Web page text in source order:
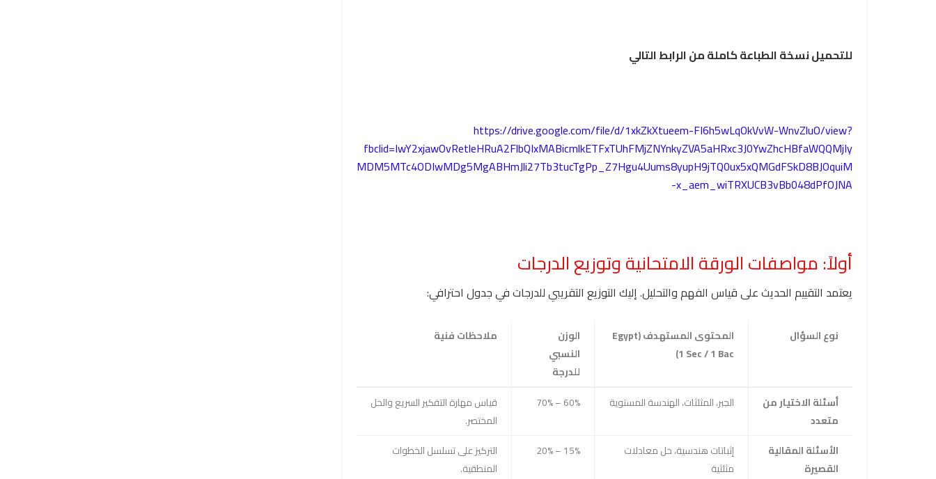
للتحميل نسخة الطباعة كاملة من الرابط التالي
https://drive.google.com/file/d/1xkZkXtueem-FI6h5wLqOkVvW-WnvZluO/view?
fbclid=IwY2xjawOvRetleHRuA2FlbQIxMABicmlkETFxTUhFMjZNYnkyZVA5aHRxc3J0YwZhcHBfaWQQMjIy
MDM5MTc4ODIwMDg5MgABHmJli27Tb3tucTgPp_Z7Hgu4Uums8yupH9jTQ0ux5xQMGdFSkD8BJOquiM
-x_aem_wiTRXUCB3vBb048dPfOJNA
أولاً: مواصفات الورقة الامتحانية وتوزيع الدرجات
يعتمد التقييم الحديث على قياس الفهم والتحليل. إليك التوزيع التقريبي للدرجات في جدول احترافي:
نوع السؤال
المحتوى المستهدف (Egypt
1 Sec / 1 Bac)
الوزن
النسبي
للدرجة
ملاحظات فنية
أسئلة الاختيار من
متعدد
الجبر، المثلثات، الهندسة المستوية 60% – 70%
قياس مهارة التفكير السريع والحل
المختصر.
الأسئلة المقالية
القصيرة
إثباتات هندسية، حل معادلات
مثلثية
15% – 20%
التركيز على تسلسل الخطوات
المنطقية.